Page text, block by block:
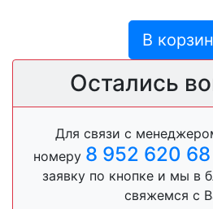
В
Остались
Для связи с
номеру 8 952 620
заявку по кнопке и мы в
свяжемся с